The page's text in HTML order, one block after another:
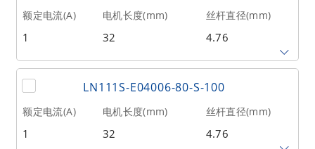
相数 转子惯量(g•cm²) 重量(kg)
2 9 0.1
额定电流(A) 电机长度(mm) 丝杆直径(mm)
1 32 4.76
丝杆导程(mm) 丝杆长度(mm) 额定推力(N
@300RPM)
相数 转子惯量(g•cm²) 重量(kg)
LN111S-E04006-80-S-100
额定电流(A) 电机长度(mm) 丝杆直径(mm)
1 32 4.76